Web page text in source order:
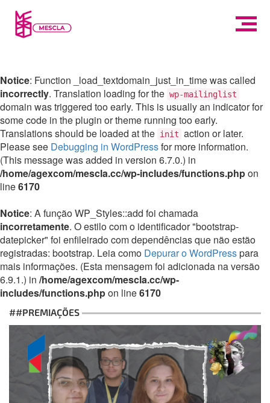
Notice: Function _load_textdomain_just_in_time was called
incorrectly. Translation loading for the wp-mailinglist
domain was triggered too early. This is usually an indicator for
some code in the plugin or theme running too early.
Translations should be loaded at the init action or later.
Please see Debugging in WordPressfor more information.
(This message was added in version 6.7.0.) in
/home/agexcom/mescla.cc/wp-includes/functions.phpon
line6170
Notice: A função WP_Styles::add foi chamada
incorretamente. O estilo com o identificador "bootstrap-
datepicker" foi enfileirado com dependências que não estão
registradas: bootstrap. Leia como Depurar o WordPresspara
mais informações. (Esta mensagem foi adicionada na versão
6.9.1.) in /home/agexcom/mescla.cc/wp-
includes/functions.phpon line6170
##PREMIAÇÕES